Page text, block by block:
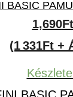
BASIC
1,690Ft
(1 331Ft +